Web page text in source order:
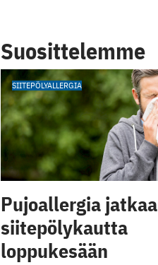
Suosittelemme
SIITEPÖLYALLERGIA
Pujoallergia jatkaa
siitepölykautta
loppukesään